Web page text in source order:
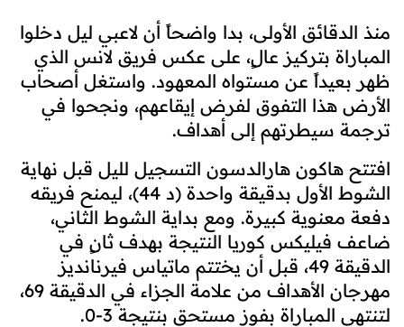
منذ الدقائق الأولى، بدا واضحاً أن لاعبي ليل دخلوا
المباراة بتركيز عالٍ، على عكس فريق لانس الذي
ظهر بعيداً عن مستواه المعهود. واستغل أصحاب
الأرض هذا التفوق لفرض إيقاعهم، ونجحوا في
ترجمة سيطرتهم إلى أهداف.
افتتح هاكون هارالدسون التسجيل لليل قبل نهاية
الشوط الأول بدقيقة واحدة (د 44)، ليمنح فريقه
دفعة معنوية كبيرة. ومع بداية الشوط الثاني،
ضاعف فيليكس كوريا النتيجة بهدف ثانٍ في
الدقيقة 49، قبل أن يختتم ماتياس فيرنانديز
مهرجان الأهداف من علامة الجزاء في الدقيقة 69،
لتنتهي المباراة بفوز مستحق بنتيجة 3-0.